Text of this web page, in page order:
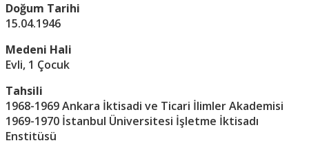
Doğum Tarihi
15.04.1946
Medeni Hali
Evli, 1 Çocuk
Tahsili
1968-1969 Ankara İktisadi ve Ticari İlimler Akademisi
1969-1970 İstanbul Üniversitesi İşletme İktisadı
Enstitüsü